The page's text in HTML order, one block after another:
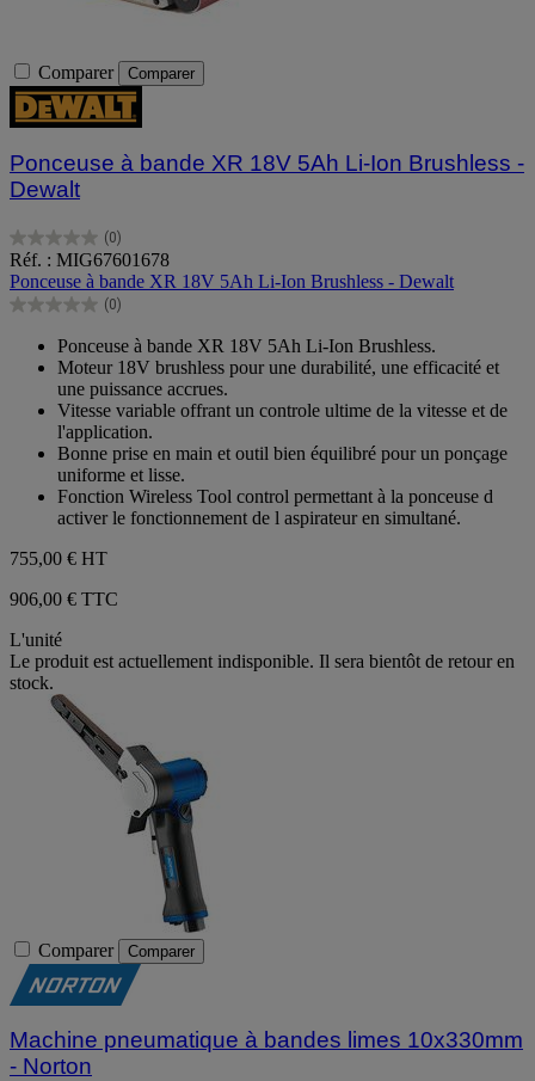
Comparer Comparer
Ponceuse à bande XR 18V 5Ah Li-Ion Brushless -
Dewalt
(0)
0.0
sur
5
étoiles.
Réf. : MIG67601678
Ponceuse à bande XR 18V 5Ah Li-Ion Brushless - Dewalt
(0)
0.0
étoiles.
Ponceuse à bande XR 18V 5Ah Li-Ion Brushless.
Moteur 18V brushless pour une durabilité, une efficacité et
une puissance accrues.
Vitesse variable offrant un controle ultime de la vitesse et de
l'application.
Bonne prise en main et outil bien équilibré pour un ponçage
uniforme et lisse.
Fonction Wireless Tool control permettant à la ponceuse d
activer le fonctionnement de l aspirateur en simultané.
755,00 € HT
906,00 € TTC
L'unité
Le produit est actuellement indisponible. Il sera bientôt de retour en
stock.
Comparer Comparer
Machine pneumatique à bandes limes 10x330mm
- Norton